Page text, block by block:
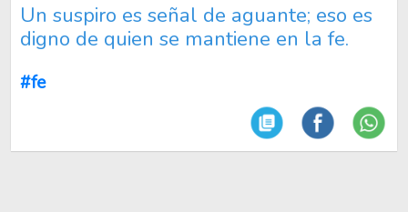
Un suspiro es señal de aguante; eso es
digno de quien se mantiene en la fe.
#fe